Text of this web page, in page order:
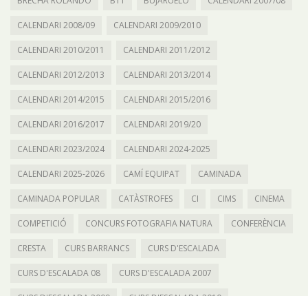
CALENDARI 2008/09 CALENDARI 2009/2010
CALENDARI 2010/2011 CALENDARI 2011/2012
CALENDARI 2012/2013 CALENDARI 2013/2014
CALENDARI 2014/2015 CALENDARI 2015/2016
CALENDARI 2016/2017 CALENDARI 2019/20
CALENDARI 2023/2024 CALENDARI 2024-2025
CALENDARI 2025-2026 CAMÍ EQUIPAT CAMINADA
CAMINADA POPULAR CATÀSTROFES CI CIMS CINEMA
COMPETICIÓ CONCURS FOTOGRAFIA NATURA CONFERÈNCIA
CRESTA CURS BARRANCS CURS D'ESCALADA
CURS D'ESCALADA 08 CURS D'ESCALADA 2007